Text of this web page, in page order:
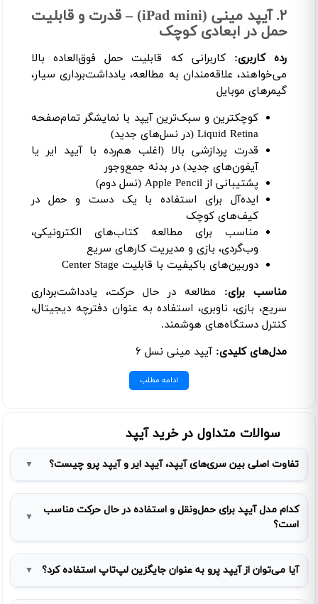
۲. آیپد مینی (iPad mini) – قدرت و قابلیت
حمل در ابعادی کوچک
رده کاربری: کاربرانی که قابلیت حمل فوق‌العاده بالا
می‌خواهند، علاقه‌مندان به مطالعه، یادداشت‌برداری سیار،
گیمرهای موبایل
کوچکترین و سبک‌ترین آیپد با نمایشگر تمام‌صفحه
Liquid Retina (در نسل‌های جدید)
قدرت پردازشی بالا (اغلب هم‌رده با آیپد ایر یا
آیفون‌های جدید) در بدنه جمع‌وجور
پشتیبانی از Apple Pencil (نسل دوم)
ایده‌آل برای استفاده با یک دست و حمل در
کیف‌های کوچک
مناسب برای مطالعه کتاب‌های الکترونیکی،
وب‌گردی، بازی و مدیریت کارهای سریع
دوربین‌های باکیفیت با قابلیت Center Stage
مناسب برای: مطالعه در حال حرکت، یادداشت‌برداری
سریع، بازی، ناوبری، استفاده به عنوان دفترچه دیجیتال،
کنترل دستگاه‌های هوشمند.
مدل‌های کلیدی: آیپد مینی نسل ۶
ادامه مطلب
سوالات متداول در خرید آیپد
تفاوت اصلی بین سری‌های آیپد، آیپد ایر و آیپد پرو چیست؟ ▼
کدام مدل آیپد برای حمل‌ونقل و استفاده در حال حرکت مناسب
است؟
▼
آیا می‌توان از آیپد پرو به عنوان جایگزین لپ‌تاپ استفاده کرد؟ ▼